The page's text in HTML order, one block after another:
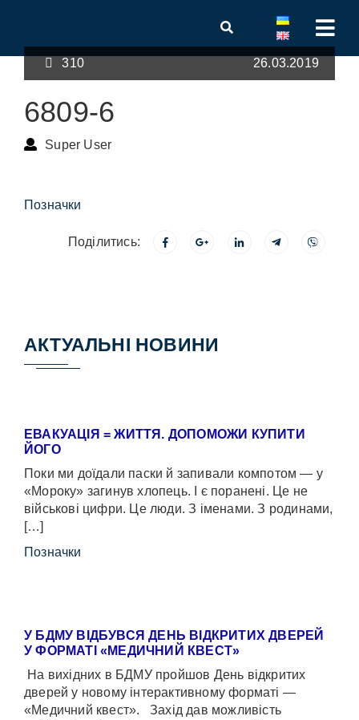
310 26.03.2019
6809-6
Super User
Позначки
Поділитись:
АКТУАЛЬНІ НОВИНИ
ЕВАКУАЦІЯ = ЖИТТЯ. ДОПОМОЖИ КУПИТИ
ЙОГО
Поки ми доїдали паски й запивали компотом — у
«Мороку» загинув хлопець. І є поранені. Це не
військові цифри. Це люди. З іменами. З родинами,
[…]
Позначки
У БДМУ ВІДБУВСЯ ДЕНЬ ВІДКРИТИХ ДВЕРЕЙ
У ФОРМАТІ «МЕДИЧНИЙ КВЕСТ»
На вихідних в БДМУ пройшов День відкритих
дверей у новому інтерактивному форматі —
«Медичний квест». Захід дав можливість